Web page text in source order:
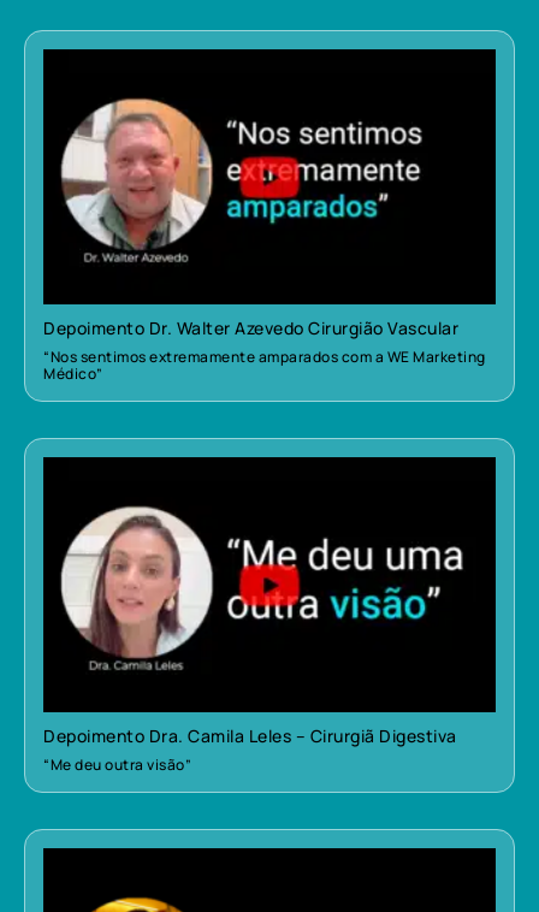
Depoimento Dr. Walter Azevedo Cirurgião Vascular
“Nos sentimos extremamente amparados com a WE Marketing
Médico”
Depoimento Dra. Camila Leles – Cirurgiã Digestiva
“Me deu outra visão”